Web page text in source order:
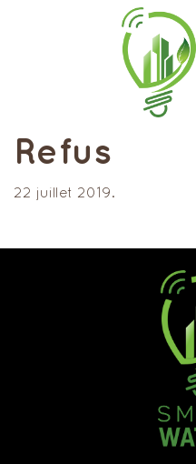
Refus
22 juillet 2019.